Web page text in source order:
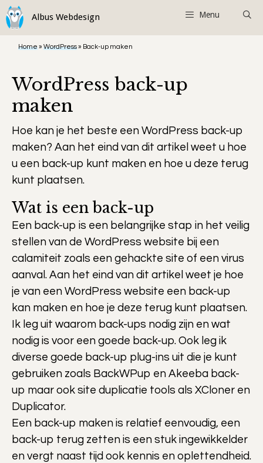
Ga
naar
Menu
Home»WordPress» Back-up maken
WordPress back-up
maken
Hoe kan je het beste een WordPress back-up
maken? Aan het eind van dit artikel weet u hoe
u een back-up kunt maken en hoe u deze terug
kunt plaatsen.
Wat is een back-up
Een back-up is een belangrijke stap in het veilig
stellen van de WordPress website bij een
calamiteit zoals een gehackte site of een virus
aanval. Aan het eind van dit artikel weet je hoe
je van een WordPress website een back-up
kan maken en hoe je deze terug kunt plaatsen.
Ik leg uit waarom back-ups nodig zijn en wat
nodig is voor een goede back-up. Ook leg ik
diverse goede back-up plug-ins uit die je kunt
gebruiken zoals BackWPup en Akeeba back-
up maar ook site duplicatie tools als XCloner en
Duplicator.
Een back-up maken is relatief eenvoudig, een
back-up terug zetten is een stuk ingewikkelder
en vergt naast tijd ook kennis en oplettendheid.